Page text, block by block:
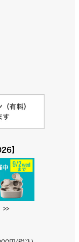
】
>>